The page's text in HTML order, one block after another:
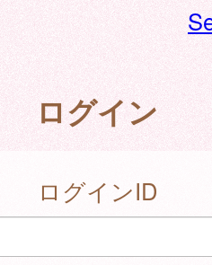
ログイン
ログインID